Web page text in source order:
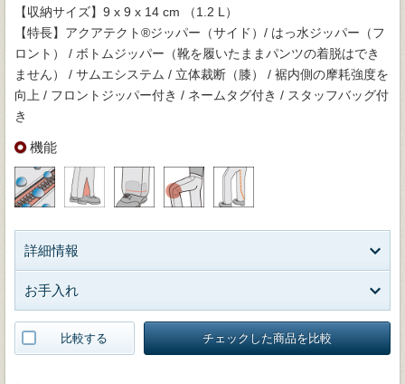
【収納サイズ】9 x 9 x 14 cm （1.2 L）
【特長】アクアテクト®ジッパー（サイド）/ はっ水ジッパー（フ
ロント） / ボトムジッパー（靴を履いたままパンツの着脱はでき
ません） / サムエシステム / 立体裁断（膝） / 裾内側の摩耗強度を
向上 / フロントジッパー付き / ネームタグ付き / スタッフバッグ付
き
機能
詳細情報
お手入れ
比較する チェックした商品を比較